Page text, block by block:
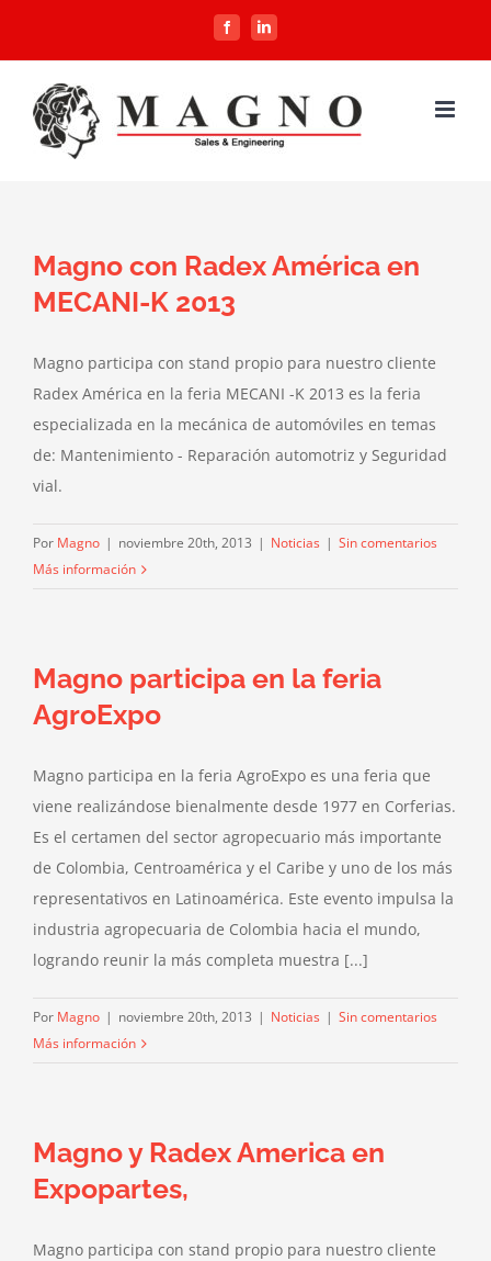
FacebookLinkedIn
Magno con Radex América en
MECANI-K 2013
Magno participa con stand propio para nuestro cliente
Radex América en la feria MECANI -K 2013 es la feria
especializada en la mecánica de automóviles en temas
de: Mantenimiento - Reparación automotriz y Seguridad
vial.
Por Magno | noviembre 20th, 2013 | Noticias | Sin comentarios
Más información
Magno participa en la feria
AgroExpo
Magno participa en la feria AgroExpo es una feria que
viene realizándose bienalmente desde 1977 en Corferias.
Es el certamen del sector agropecuario más importante
de Colombia, Centroamérica y el Caribe y uno de los más
representativos en Latinoamérica. Este evento impulsa la
industria agropecuaria de Colombia hacia el mundo,
logrando reunir la más completa muestra [...]
Por Magno | noviembre 20th, 2013 | Noticias | Sin comentarios
Más información
Magno y Radex America en
Expopartes,
Magno participa con stand propio para nuestro cliente